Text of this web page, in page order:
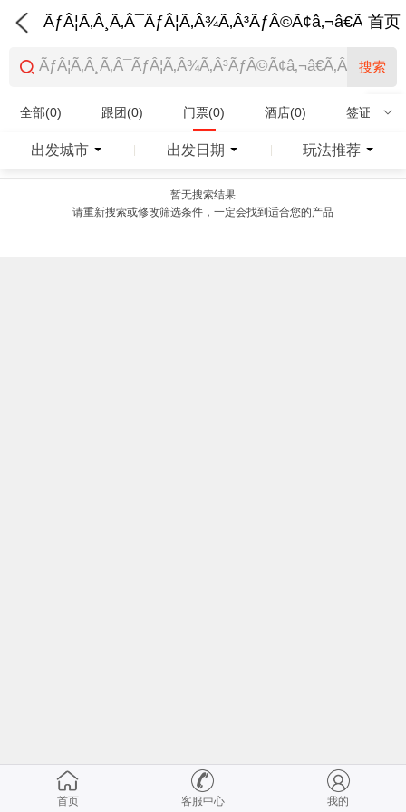
首页
搜索
全部(0) 跟团(0) 门票(0) 酒店(0) 签证(0)
特产商品(0)
出发城市 出发日期 玩法推荐
暂无搜索结果
请重新搜索或修改筛选条件，一定会找到适合您的产品
首页 客服中心 我的